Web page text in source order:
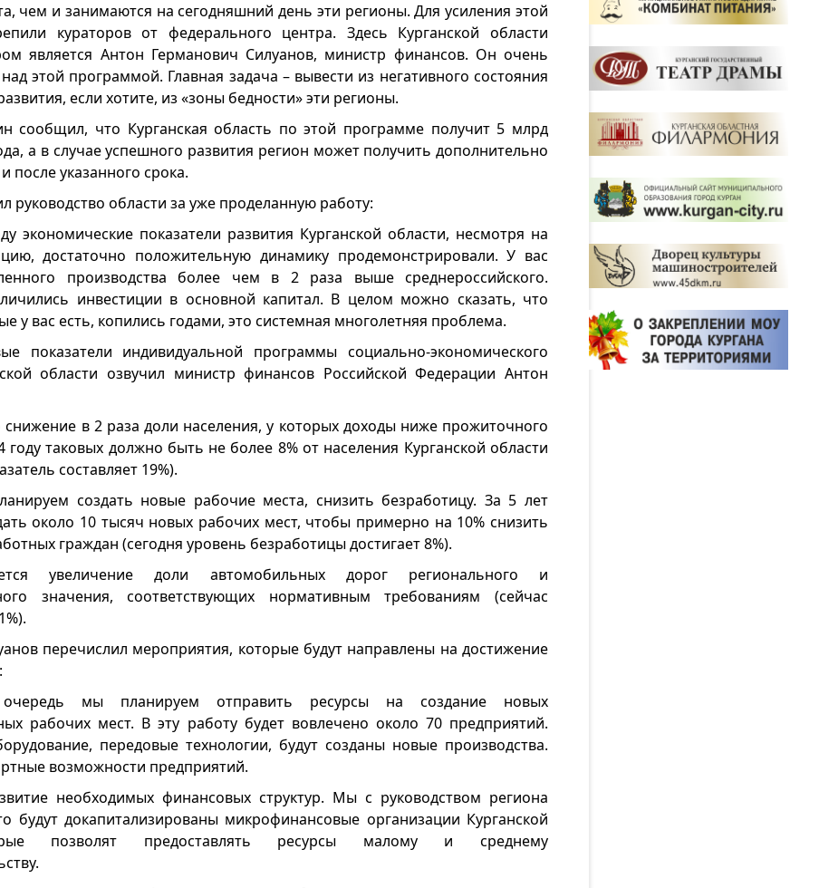
чем и занимаются на сегодняшний день эти регионы. Для усиления этой
кураторов от федерального центра. Здесь Курганской области
является Антон Германович Силуанов, министр финансов. Он очень
этой программой. Главная задача – вывести из негативного состояния
если хотите, из «зоны бедности» эти регионы.
сообщил, что Курганская область по этой программе получит 5 млрд
а в случае успешного развития регион может получить дополнительно
после указанного срока.
руководство области за уже проделанную работу:
экономические показатели развития Курганской области, несмотря на
достаточно положительную динамику продемонстрировали. У вас
производства более чем в 2 раза выше среднероссийского.
инвестиции в основной капитал. В целом можно сказать, что
у вас есть, копились годами, это системная многолетняя проблема.
показатели индивидуальной программы социально-экономического
области озвучил министр финансов Российской Федерации Антон
в 2 раза доли населения, у которых доходы ниже прожиточного
таковых должно быть не более 8% от населения Курганской области
составляет 19%).
создать новые рабочие места, снизить безработицу. За 5 лет
около 10 тысяч новых рабочих мест, чтобы примерно на 10% снизить
граждан (сегодня уровень безработицы достигает 8%).
увеличение доли автомобильных дорог регионального и
значения, соответствующих нормативным требованиям (сейчас
перечислил мероприятия, которые будут направлены на достижение
мы планируем отправить ресурсы на создание новых
рабочих мест. В эту работу будет вовлечено около 70 предприятий.
передовые технологии, будут созданы новые производства.
возможности предприятий.
необходимых финансовых структур. Мы с руководством региона
будут докапитализированы микрофинансовые организации Курганской
позволят предоставлять ресурсы малому и среднему